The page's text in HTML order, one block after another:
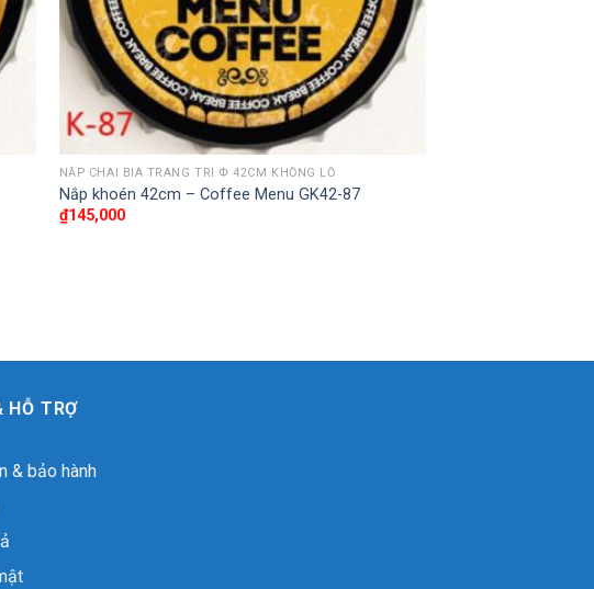
NẮP CHAI BIA TRANG TRÍ Փ 42CM KHỔNG LỒ
Nắp khoén 42cm – Coffee Menu GK42-87
₫145,000
HỖ TRỢ
& bảo hành